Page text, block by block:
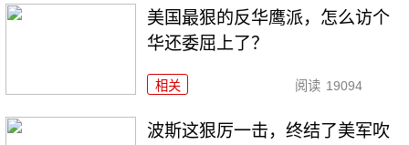
美国最狠的反华鹰派，怎么访个
华还委屈上了？
相关 阅读 19094
波斯这狠厉一击，终结了美军吹